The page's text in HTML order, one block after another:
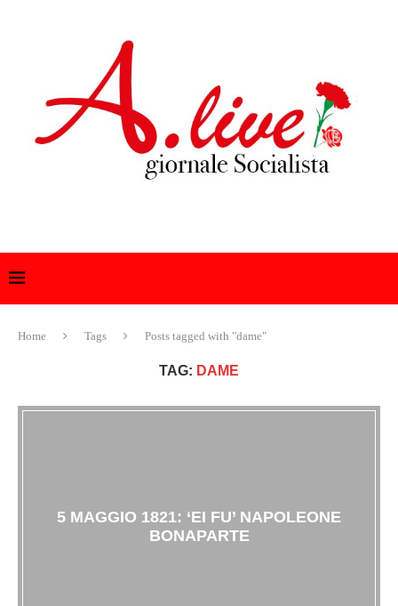
Home Tags Posts tagged with "dame"
TAG: DAME
5 MAGGIO 1821: ‘EI FU’ NAPOLEONE
BONAPARTE